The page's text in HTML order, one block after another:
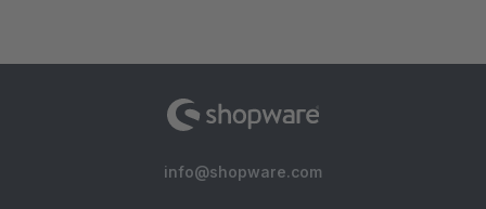
info@shopware.com